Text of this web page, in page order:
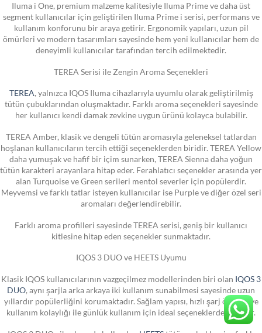
Iluma i One, premium malzeme kalitesiyle Iluma Prime ve daha üst
segment kullanıcılar için geliştirilen Iluma Prime i serisi, performans ve
kullanım konforunu bir araya getirir. Ergonomik yapıları, uzun pil
ömürleri ve modern tasarımları sayesinde hem yeni kullanıcılar hem de
deneyimli kullanıcılar tarafından tercih edilmektedir.
TEREA Serisi ile Zengin Aroma Seçenekleri
TEREA, yalnızca IQOS Iluma cihazlarıyla uyumlu olarak geliştirilmiş
tütün çubuklarından oluşmaktadır. Farklı aroma seçenekleri sayesinde
her kullanıcı kendi damak zevkine uygun ürünü kolayca bulabilir.
TEREA Amber, klasik ve dengeli tütün aromasıyla geleneksel tatlardan
hoşlanan kullanıcıların tercih ettiği seçeneklerden biridir. TEREA Yellow
daha yumuşak ve hafif bir içim sunarken, TEREA Sienna daha yoğun
tütün karakteri arayanlara hitap eder. Ferahlatıcı seçenekler arasında yer
alan Turquoise ve Green serileri mentol severler için popülerdir.
Meyvemsi ve farklı tatlar isteyen kullanıcılar ise Purple ve diğer özel seri
aromaları değerlendirebilir.
Farklı aroma profilleri sayesinde TEREA serisi, geniş bir kullanıcı
kitlesine hitap eden seçenekler sunmaktadır.
IQOS 3 DUO ve HEETS Uyumu
Klasik IQOS kullanıcılarının vazgeçilmez modellerinden biri olan IQOS 3
DUO, aynı şarjla arka arkaya iki kullanım sunabilmesi sayesinde uzun
yıllardır popülerliğini korumaktadır. Sağlam yapısı, hızlı şarj özelliği ve
kullanım kolaylığı ile günlük kullanım için ideal seçeneklerden biridir.